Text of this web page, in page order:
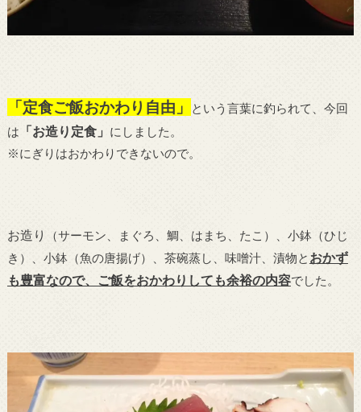
「定食ご飯おかわり自由」
という言葉に釣られて、今回
は 「お造り定食」 にしました。
※にぎりはおかわりできないので。
お造り
（サーモン、まぐろ、鯛、はまち、たこ）、小鉢（ひじ
き）、小鉢（魚の唐揚げ）、茶碗蒸し、味噌汁、漬物と おかず
も豊富なので、ご飯をおかわりしても余裕の内容でした。